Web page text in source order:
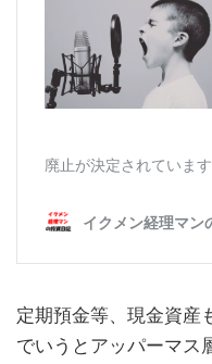
定期預金等、現金資産
でいうとアッパーマス